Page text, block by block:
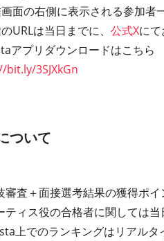
面の右側に表示される参加者
URLは当日までに、 公式Xにて
アプリダウンロードはこちら
3SJXkGn
ついて
審査＋面接選考結果の獲得ポイ
ティス役の合格者に関しては
上でのランキングはリアルタ